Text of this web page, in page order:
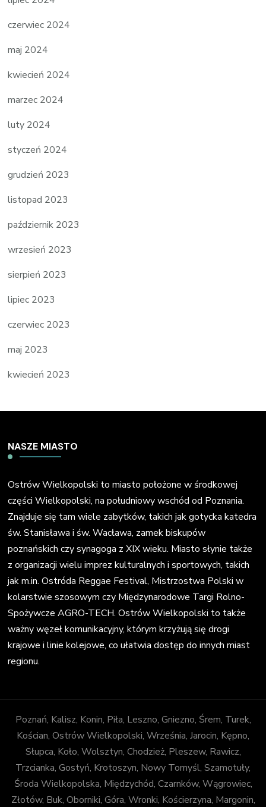
czerwiec 2024
maj 2024
kwiecień 2024
marzec 2024
luty 2024
styczeń 2024
grudzień 2023
listopad 2023
październik 2023
wrzesień 2023
sierpień 2023
lipiec 2023
czerwiec 2023
maj 2023
kwiecień 2023
NASZE MIASTO
Ostrów Wielkopolski to miasto położone w środkowej
części Wielkopolski, na południowy wschód od Poznania.
Znajduje się tam wiele zabytków, takich jak gotycka katedra
św. Stanisława i św. Wacława, zamek biskupów
poznańskich czy synagoga z XIX wieku. Miasto słynie także
z organizacji wielu imprez kulturalnych i sportowych, takich
jak m.in. Ostróda Reggae Festival, Mistrzostwa Polski w
kolarstwie szosowym czy Międzynarodowe Targi Rolno-
Spożywcze AGRO-TECH. Ostrów Wielkopolski to także
ważny węzeł komunikacyjny, którym krzyżują się drogi
krajowe i linie kolejowe, co ułatwia dostęp do innych miast
regionu.
Poznań, Kalisz, Konin, Piła, Leszno, Gniezno, Śrem, Turek,
Kościan, Ostrów Wielkopolski, Września, Jarocin, Kępno,
Słupca, Koło, Wolsztyn, Chodzież, Pleszew, Rawicz,
Trzcianka, Gostyń, Krotoszyn, Nowy Tomyśl, Szamotuły,
Środa Wielkopolska, Międzychód, Czarnków, Wągrowiec,
Złotów, Buk, Oborniki, Góra, Wronki, Kościerzyna, Margonin,